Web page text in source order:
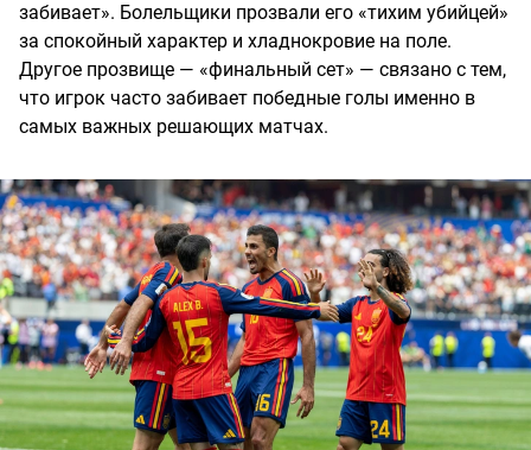
забивает». Болельщики прозвали его «тихим убийцей»
за спокойный характер и хладнокровие на поле.
Другое прозвище — «финальный сет» — связано с тем,
что игрок часто забивает победные голы именно в
самых важных решающих матчах.